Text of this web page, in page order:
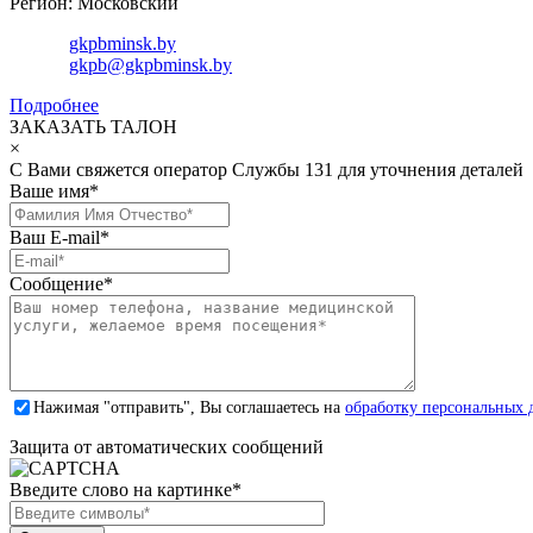
gkpbminsk.by
gkpb@gkpbminsk.by
Подробнее
ЗАКАЗАТЬ ТАЛОН
×
С Вами свяжется оператор Службы 131 для уточнения деталей
Ваше имя*
Ваш E-mail*
Сообщение*
Нажимая "отправить", Вы соглашаетесь на обработку персональных
Защита от автоматических сообщений
Введите слово на картинке*